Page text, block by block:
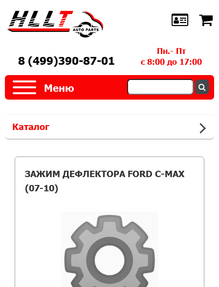
8 (499)390-87-01
Пн.- Пт
с 8:00 до 17:00
Меню
Каталог
ЗАЖИМ ДЕФЛЕКТОРА FORD C-MAX
(07-10)